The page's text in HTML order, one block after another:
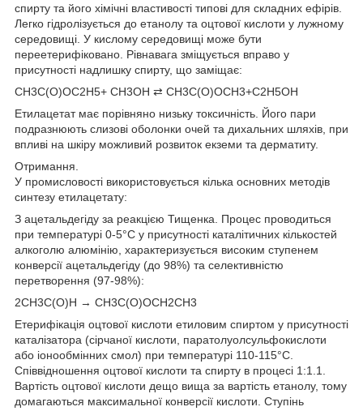
спирту та його хімічні властивості типові для складних ефірів.
Легко гідролізується до етанолу та оцтової кислоти у лужному
середовищі. У кислому середовищі може бути
переетерифіковано. Рівнавага зміщується вправо у
присутності надлишку спирту, що заміщає:
CH3C(O)OC2H5+ CH3ОН ⇄ CH3C(O)OCH3+C2H5OH
Етилацетат має порівняно низьку токсичність. Його пари
подразнюють слизові оболонки очей та дихальних шляхів, при
впливі на шкіру можливий розвиток екземи та дерматиту.
Отримання.
У промисловості використовується кілька основних методів
синтезу етилацетату:
З ацетальдегіду за реакцією Тищенка. Процес проводиться
при температурі 0-5°C у присутності каталітичних кількостей
алкоголю алюмінію, характеризується високим ступенем
конверсії ацетальдегіду (до 98%) та селективністю
перетворення (97-98%):
2CH3C(O)H → CH3C(O)OCH2CH3
Етерифікація оцтової кислоти етиловим спиртом у присутності
каталізатора (сірчаної кислоти, паратолуолсульфокислоти
або іонообмінних смол) при температурі 110-115°C.
Співвідношення оцтової кислоти та спирту в процесі 1:1.1.
Вартість оцтової кислоти дещо вища за вартість етанолу, тому
домагаються максимальної конверсії кислоти. Ступінь